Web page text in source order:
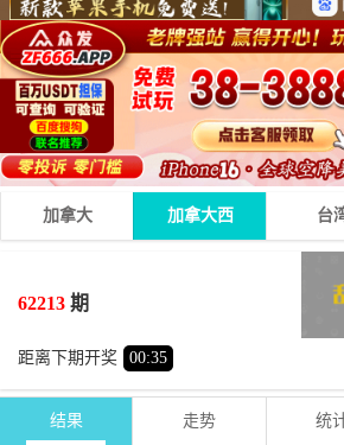
加拿大 加拿大西 台
62213 期
距离下期开奖 00:35
5
期号
结果 走势 统